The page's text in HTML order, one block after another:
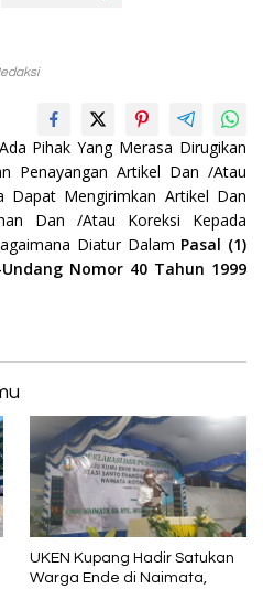
Pihak Yang Merasa Dirugikan
Penayangan Artikel Dan /Atau
Dapat Mengirimkan Artikel Dan
Dan /Atau Koreksi Kepada
Diatur Dalam Pasal (1)
Nomor 40 Tahun 1999
UKEN Kupang Hadir Satukan
Warga Ende di Naimata,